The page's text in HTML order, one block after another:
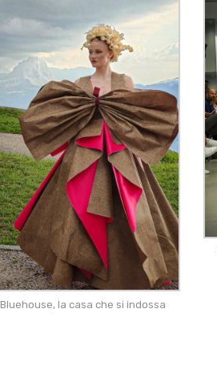
Bluehouse, la casa che si indossa